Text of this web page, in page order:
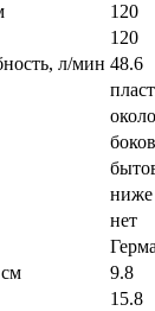
120
120
л/мин 48.6
ниже
нет
9.8
15.8